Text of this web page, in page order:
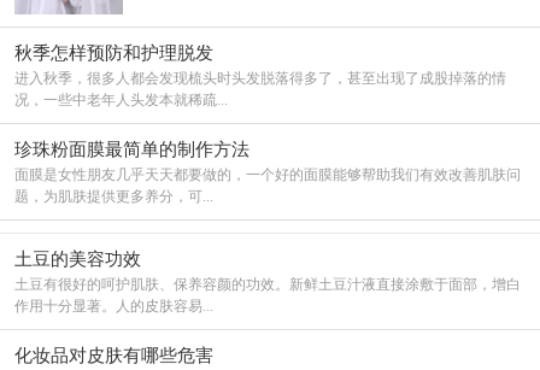
秋季怎样预防和护理脱发
进入秋季，很多人都会发现梳头时头发脱落得多了，甚至出现了成股掉落的情
况，一些中老年人头发本就稀疏...
珍珠粉面膜最简单的制作方法
面膜是女性朋友几乎天天都要做的，一个好的面膜能够帮助我们有效改善肌肤问
题，为肌肤提供更多养分，可...
土豆的美容功效
土豆有很好的呵护肌肤、保养容颜的功效。新鲜土豆汁液直接涂敷于面部，增白
作用十分显著。人的皮肤容易...
化妆品对皮肤有哪些危害